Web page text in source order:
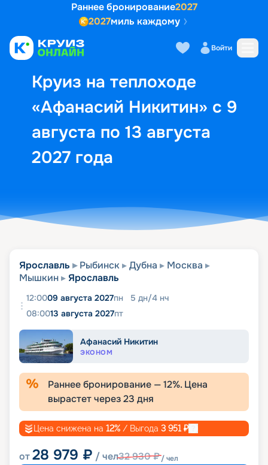
Раннее бронирование2027
2027миль каждому
Войти
Круиз на теплоходе
«Афанасий Никитин» с 9
августа по 13 августа
2027 года
Выбор кают Маршрут и
Ярославль Рыбинск Дубна
Москва
Мышкин
Ярославль
12:0009 августа 2027пн 5 дн/4 нч
08:0013 августа 2027пт
Афанасий Никитин
ЭКОНОМ
Раннее бронирование —12%. Цена
вырастет через23 дня
Цена снижена на 12% / Выгода 3 951₽
от28 979 ₽ / чел32 930₽/ чел